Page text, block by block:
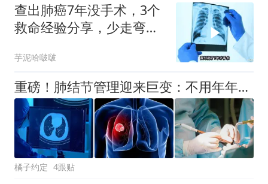
查出肺癌7年没手术，3个
救命经验分享，少走弯路
芋泥哈啵啵
重磅！肺结节管理迎来巨变：不用年年CT，手术也不再“一刀切”
橘子约定 4跟贴